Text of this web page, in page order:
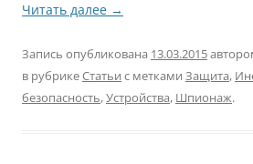
Читать далее →
Запись опубликована 13.03.2015
в рубрикеСтатьи с метками Защита,
безопасность,Устройства, Шпионаж.